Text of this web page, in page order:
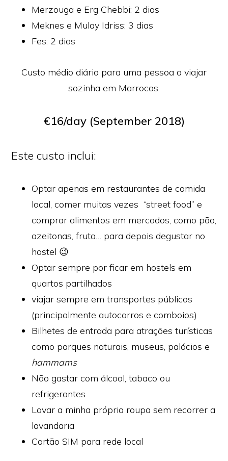
Merzouga e Erg Chebbi: 2 dias
Meknes e Mulay Idriss: 3 dias
Fes: 2 dias
Custo médio diário para uma pessoa a viajar
sozinha em Marrocos:
€16/day (September 2018)
Este custo inclui:
Optar apenas em restaurantes de comida
local, comer muitas vezes “street food” e
comprar alimentos em mercados, como pão,
azeitonas, fruta… para depois degustar no
hostel 😉
Optar sempre por ficar em hostels em
quartos partilhados
viajar sempre em transportes públicos
(principalmente autocarros e comboios)
Bilhetes de entrada para atrações turísticas
como parques naturais, museus, palácios e
hammams
Não gastar com álcool, tabaco ou
refrigerantes
Lavar a minha própria roupa sem recorrer a
lavandaria
Cartão SIM para rede local